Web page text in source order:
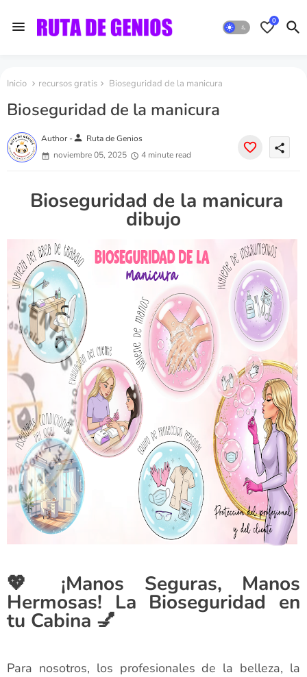
0
Inicio recursos gratis Bioseguridad de la manicura
Bioseguridad de la manicura
Author -person Ruta de Genios
noviembre 05, 2025
4 minute read
share
Bioseguridad de la manicura
dibujo
💖 ¡Manos Seguras, Manos
Hermosas! La Bioseguridad en
tu Cabina 💅
Para nosotros, los profesionales de la belleza, la